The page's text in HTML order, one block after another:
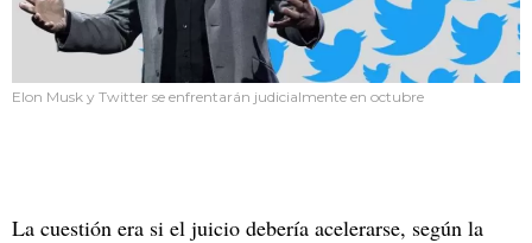
Elon Musk y Twitter se enfrentarán judicialmente en octubre
La cuestión era si el juicio debería acelerarse, según la